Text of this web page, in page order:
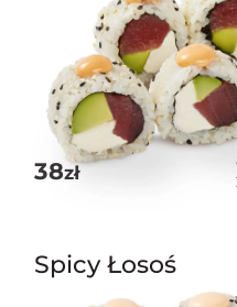
38zł
Spicy Łosoś